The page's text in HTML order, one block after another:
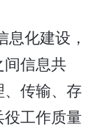
化建设，
信息共
传输、存
工作质量